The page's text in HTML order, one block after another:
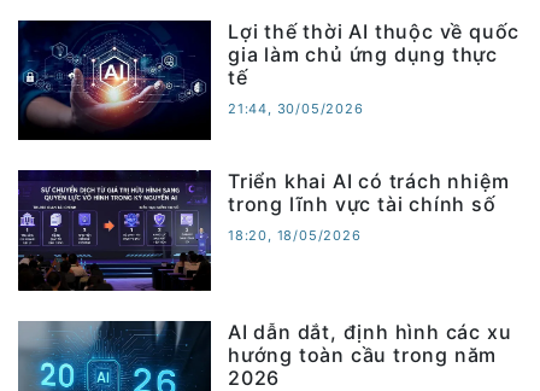
Lợi thế thời AI thuộc về quốc
gia làm chủ ứng dụng thực
tế
21:44, 30/05/2026
Triển khai AI có trách nhiệm
trong lĩnh vực tài chính số
18:20, 18/05/2026
AI dẫn dắt, định hình các xu
hướng toàn cầu trong năm
2026